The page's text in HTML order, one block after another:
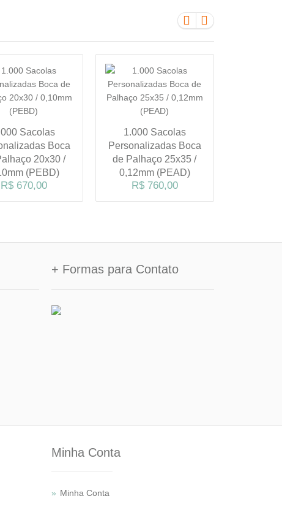
Sacolas
Boca
20x30 /
(PEBD)
R$ 670,00
1.000 Sacolas
Personalizadas Boca
de Palhaço 25x35 /
0,12mm (PEAD)
R$ 760,00
+ Formas para Contato
Minha Conta
Minha Conta